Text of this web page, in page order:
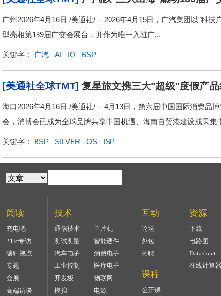
广州2026年4月16日 /美通社/ -- 2026年4月15日，广汽集团以"科
型亮相第139届广交会展台，并作为唯一入驻广...
关键字： 广汽 AI IO BSP
[美通社全球TMT] 复星旅文携三大"超级"度假产
海口2026年4月16日 /美通社/ -- 4月13日，第六届中国国际消费品
会，消博会已成为全球品牌共享中国机遇、海南自贸港建设成果集
关键字： BSP SILVER OS ISP
阅读
充电吧
21ic专访
编辑视点
专题
会展
高端访谈
技术
通信技术
单片机
测试测量
智能硬件
汽车电子
消费电子
工业控制
医疗电子
开发板
物联网
模拟
电源
互动
论坛
外包
招聘
课程
公开课
资源
下载
电路图
Datasheet
在线计算器